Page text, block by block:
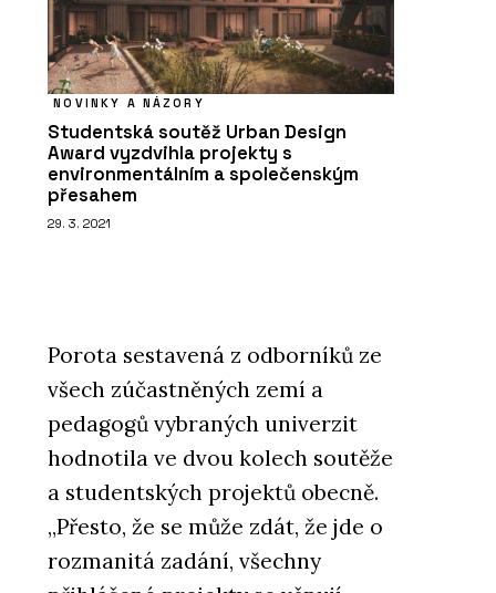
NOVINKY A NÁZORY
Studentská soutěž Urban Design
Award vyzdvihla projekty s
environmentálním a společenským
přesahem
29. 3. 2021
Porota sestavená z odborníků ze
všech zúčastněných zemí a
pedagogů vybraných univerzit
hodnotila ve dvou kolech soutěže
a studentských projektů obecně.
„Přesto, že se může zdát, že jde o
rozmanitá zadání, všechny